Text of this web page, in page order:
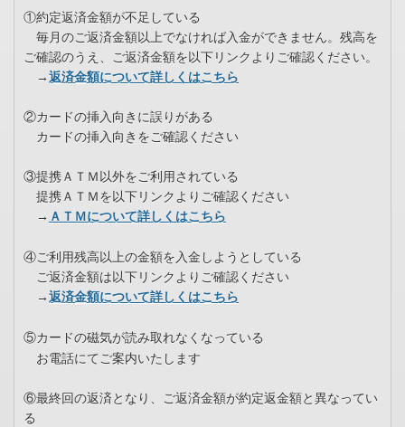
①約定返済金額が不足している
毎月のご返済金額以上でなければ入金ができません。残高を
ご確認のうえ、ご返済金額を以下リンクよりご確認ください。
→ 返済金額について詳しくはこちら
②カードの挿入向きに誤りがある
カードの挿入向きをご確認ください
③提携ＡＴＭ以外をご利用されている
提携ＡＴＭを以下リンクよりご確認ください
→ ＡＴＭについて詳しくはこちら
④ご利用残高以上の金額を入金しようとしている
ご返済金額は以下リンクよりご確認ください
→ 返済金額について詳しくはこちら
⑤カードの磁気が読み取れなくなっている
お電話にてご案内いたします
⑥最終回の返済となり、ご返済金額が約定返金額と異なってい
る